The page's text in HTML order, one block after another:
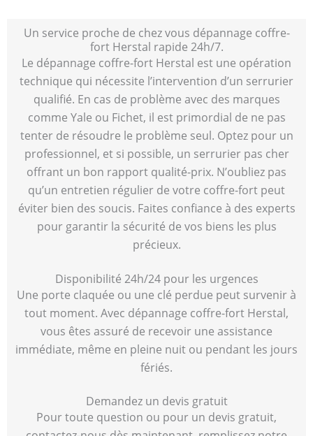
Un service proche de chez vous dépannage coffre-
fort Herstal rapide 24h/7.
Le dépannage coffre-fort Herstal est une opération
technique qui nécessite l’intervention d’un serrurier
qualifié. En cas de problème avec des marques
comme Yale ou Fichet, il est primordial de ne pas
tenter de résoudre le problème seul. Optez pour un
professionnel, et si possible, un serrurier pas cher
offrant un bon rapport qualité-prix. N’oubliez pas
qu’un entretien régulier de votre coffre-fort peut
éviter bien des soucis. Faites confiance à des experts
pour garantir la sécurité de vos biens les plus
précieux.
Disponibilité 24h/24 pour les urgences
Une porte claquée ou une clé perdue peut survenir à
tout moment. Avec dépannage coffre-fort Herstal,
vous êtes assuré de recevoir une assistance
immédiate, même en pleine nuit ou pendant les jours
fériés.
Demandez un devis gratuit
Pour toute question ou pour un devis gratuit,